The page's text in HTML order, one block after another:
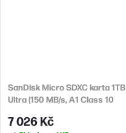
SanDisk Micro SDXC karta 1TB
Ultra (150 MB/s, A1 Class 10
7 026 Kč